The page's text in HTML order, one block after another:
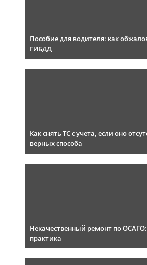
Пособие для водителя: как
ГИБДД
Как снять ТС с учета, если оно
верных способа
Некачественный ремонт по
практика